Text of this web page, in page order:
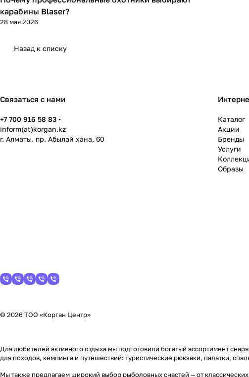
карабины Blaser?
28 мая 2026
Назад к списку
Связаться с нами
+7 700 916 58 83
inform(at)korgan.kz
г. Алматы. пр. Абылай хана, 60
Каталог
Акции
Бренды
Услуги
Образы
© 2026 ТОО «Корган Центр»
Для любителей активного отдыха мы подготовили богатый ассортимент
для походов, кемпинга и путешествий: туристические рюкзаки, палатки,
Мы также предлагаем широкий выбор рыболовных снастей — от